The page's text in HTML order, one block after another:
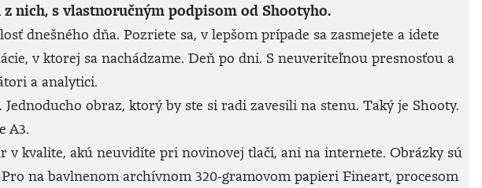
nich, s vlastnoručným podpisom od Shootyho.
dnešného dňa. Pozriete sa, v lepšom prípade sa zasmejete a idete
v ktorej sa nachádzame. Deň po dni. S neuveriteľnou presnosťou a
a analytici.
obraz, ktorý by ste si radi zavesili na stenu. Taký je Shooty.
A3.
kvalite, akú neuvidíte pri novinovej tlači, ani na internete. Obrázky sú
na bavlnenom archívnom 320-gramovom papieri Fineart, procesom